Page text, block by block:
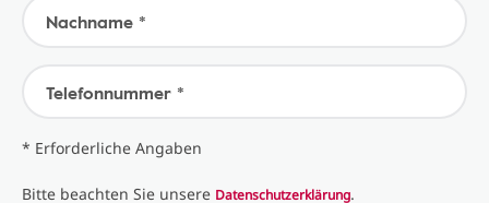
Nachname *
Telefonnummer *
* Erforderliche Angaben
Bitte beachten Sie unsere Datenschutzerklärung.